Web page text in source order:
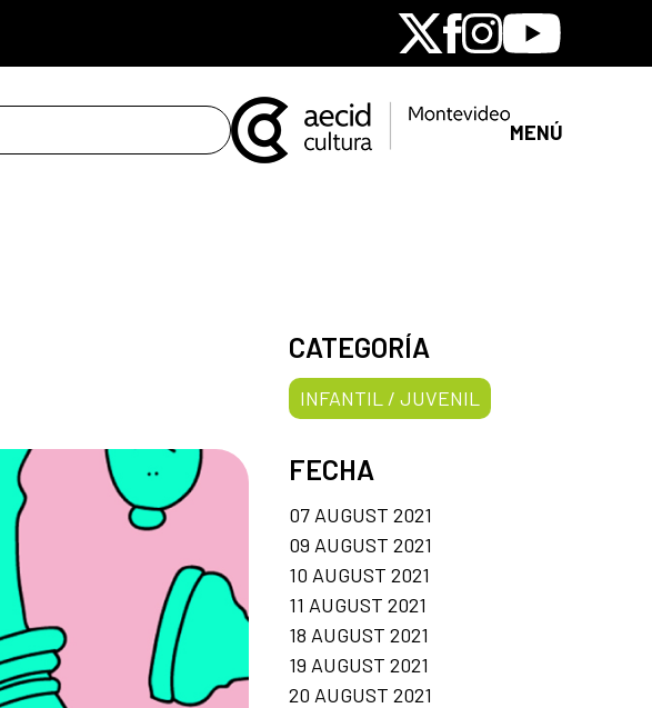
X Facebook
Instagram
Youtube
MENÚ
CATEGORÍA
INFANTIL / JUVENIL
FECHA
07 AUGUST 2021
09 AUGUST 2021
10 AUGUST 2021
11 AUGUST 2021
18 AUGUST 2021
19 AUGUST 2021
20 AUGUST 2021